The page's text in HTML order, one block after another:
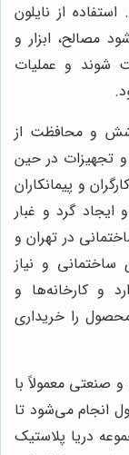
از نایلون
مصالح، ابزار و
شوند و عملیات
و محافظت از
تجهیزات در حین
و پیمانکاران
گرد و غبار
در تهران و
ساختمانی و نیاز
و کارخانه‌ها و
را خریداری
صنعتی معمولاً با
انجام می‌شود تا
دریا پلاستیک